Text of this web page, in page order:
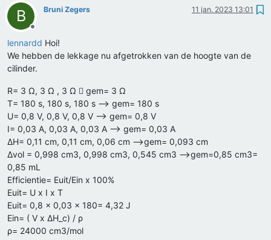
B
Offline
Bruni Zegers 11 jan. 2023 13:01
lennardd Hoi!
We hebben de lekkage nu afgetrokken van de hoogte van de
cilinder.
R= 3 Ω, 3 Ω , 3 Ω  gem= 3 Ω
T= 180 s, 180 s, 180 s --> gem= 180 s
U= 0,8 V, 0,8 V, 0,8 V --> gem= 0,8 V
I= 0,03 A, 0,03 A, 0,03 A --> gem= 0,03 A
ΔH= 0,11 cm, 0,11 cm, 0,06 cm -->gem= 0,093 cm
Δvol = 0,998 cm3, 0,998 cm3, 0,545 cm3 -->gem=0,85 cm3=
0,85 mL
Efficientie= Euit/Ein x 100%
Euit= U x I x T
Euit= 0,8 x 0,03 x 180= 4,32 J
Ein= ( V x ΔH_c) / ρ
ρ= 24000 cm3/mol